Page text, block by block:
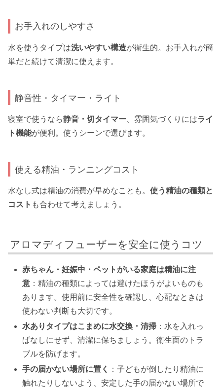
お手入れのしやすさ
水を使うタイプは洗いやすい構造が衛生的。お手入れが簡
単だと続けて清潔に使えます。
静音性・タイマー・ライト
寝室で使うなら静音・切タイマー 、雰囲気づくりにはライ
ト機能が便利。使うシーンで選びます。
使える精油・ランニングコスト
水なし式は精油の消費が早めなことも。 使う精油の種類と
コスト も合わせて考えましょう。
アロマディフューザーを安全に使うコツ
赤ちゃん・妊娠中・ペットがいる家庭は精油に注
意 ：精油の種類によっては避けたほうがよいものも
あります。使用前に安全性を確認し、心配なときは
使わない判断も大切です。
水ありタイプはこまめに水交換・清掃 ：水を入れっ
ぱなしにせず、清潔に保ちましょう。衛生面のトラ
ブルを防げます。
手の届かない場所に置く
：子どもが倒したり精油に
触れたりしないよう、安定した手の届かない場所で